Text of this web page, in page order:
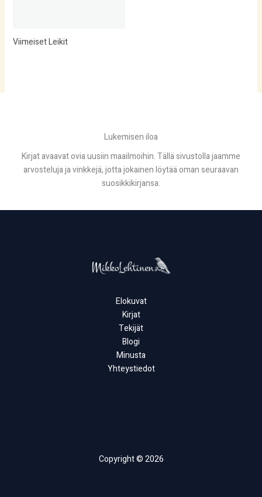
Viimeiset Leikit
Lukemisen iloa
Kirjat avaavat ovia uusiin maailmoihin. Tällä sivustolla jaamme
arvosteluja ja vinkkejä, jotta jokainen löytää oman seuraavan
suosikkikirjansa.
Elokuvat
Kirjat
Tekijät
Blogi
Minusta
Yhteystiedot
Copyright © 2026